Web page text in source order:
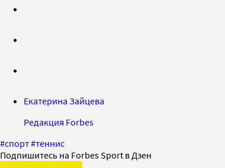
Екатерина Зайцева
Редакция Forbes
#спорт#теннис
Подпишитесь на Forbes Sport в Дзен